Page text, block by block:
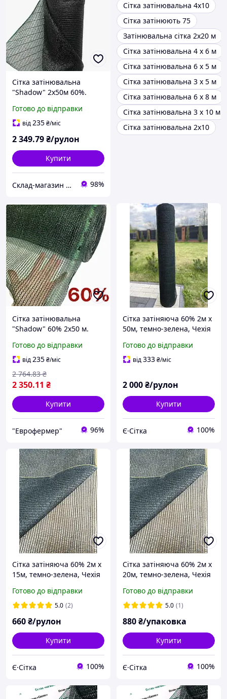
Сітка затінювальна
"Shadow" 2х50м 60%.
Готово до відправки
від235₴/міс
2 349.79₴/рулон
Купити
Склад-магазин " Свояк " 98%
Сітка затінювальна 4х10
Сітка затінюють 75
Затінювальна сітка 2х20 м
Сітка затінювальна 4 х 6 м
Сітка затінювальна 6 х 5 м
Сітка затінювальна 3 х 5 м
Сітка затінювальна 6 х 8 м
Сітка затінювальна 3 х 10 м
Сітка затінювальна 2х10
Сітка затінювальна
"Shadow" 60% 2x50 м.
Готово до відправки
від235₴/міс
2 350.11 ₴
2 764.83 ₴
Купити
"Еврофермер" 96%
Сітка затіняюча 60% 2м х
50м, темно-зелена, Чехія
Готово до відправки
від333₴/міс
2 000₴/рулон
Купити
Є·Сітка 100%
Сітка затіняюча 60% 2м х
15м, темно-зелена, Чехія
Готово до відправки
5.0 (2)
660₴/рулон
Купити
Є·Сітка 100%
Сітка затіняюча 60% 2м х
20м, темно-зелена, Чехія
Готово до відправки
5.0 (1)
880₴/упаковка
Купити
Є·Сітка 100%